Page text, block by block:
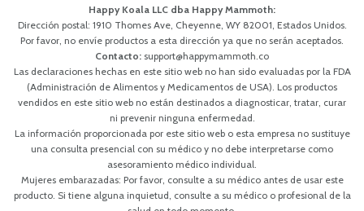
Happy Koala LLC dba Happy Mammoth:
Dirección postal: 1910 Thomes Ave, Cheyenne, WY 82001, Estados Unidos.
Por favor, no envíe productos a esta dirección ya que no serán aceptados.
Contacto: support@happymammoth.co
Las declaraciones hechas en este sitio web no han sido evaluadas por la FDA
(Administración de Alimentos y Medicamentos de USA). Los productos
vendidos en este sitio web no están destinados a diagnosticar, tratar, curar
ni prevenir ninguna enfermedad.
La información proporcionada por este sitio web o esta empresa no sustituye
una consulta presencial con su médico y no debe interpretarse como
asesoramiento médico individual.
Mujeres embarazadas: Por favor, consulte a su médico antes de usar este
producto. Si tiene alguna inquietud, consulte a su médico o profesional de la